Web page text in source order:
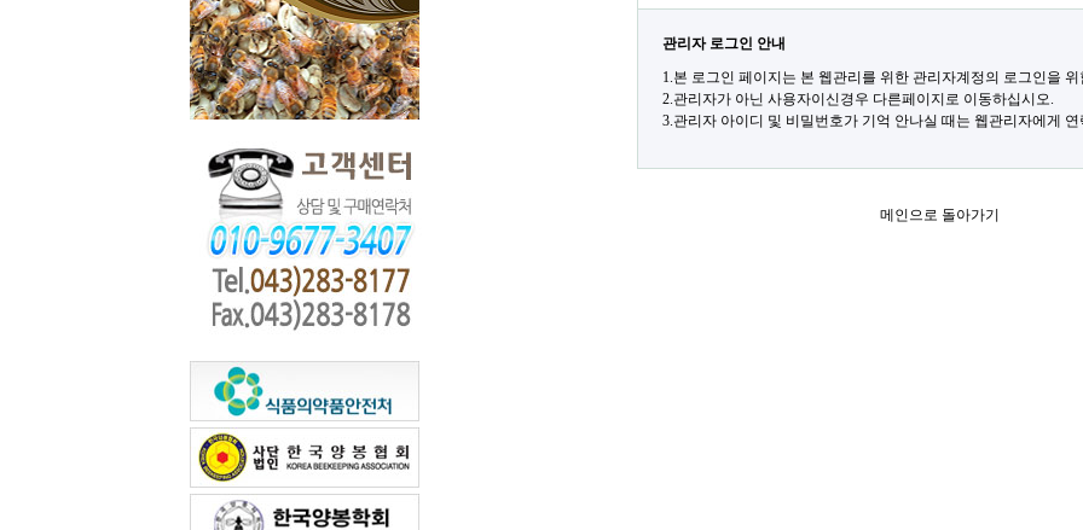
관리자 로그인 안내
1.본 로그인 페이지는 본 웹관리를 위한 관리자계정의 로그인을 위
2.관리자가 아닌 사용자이신경우 다른페이지로 이동하십시오.
3.관리자 아이디 및 비밀번호가 기억 안나실 때는 웹관리자에게 연
메인으로 돌아가기